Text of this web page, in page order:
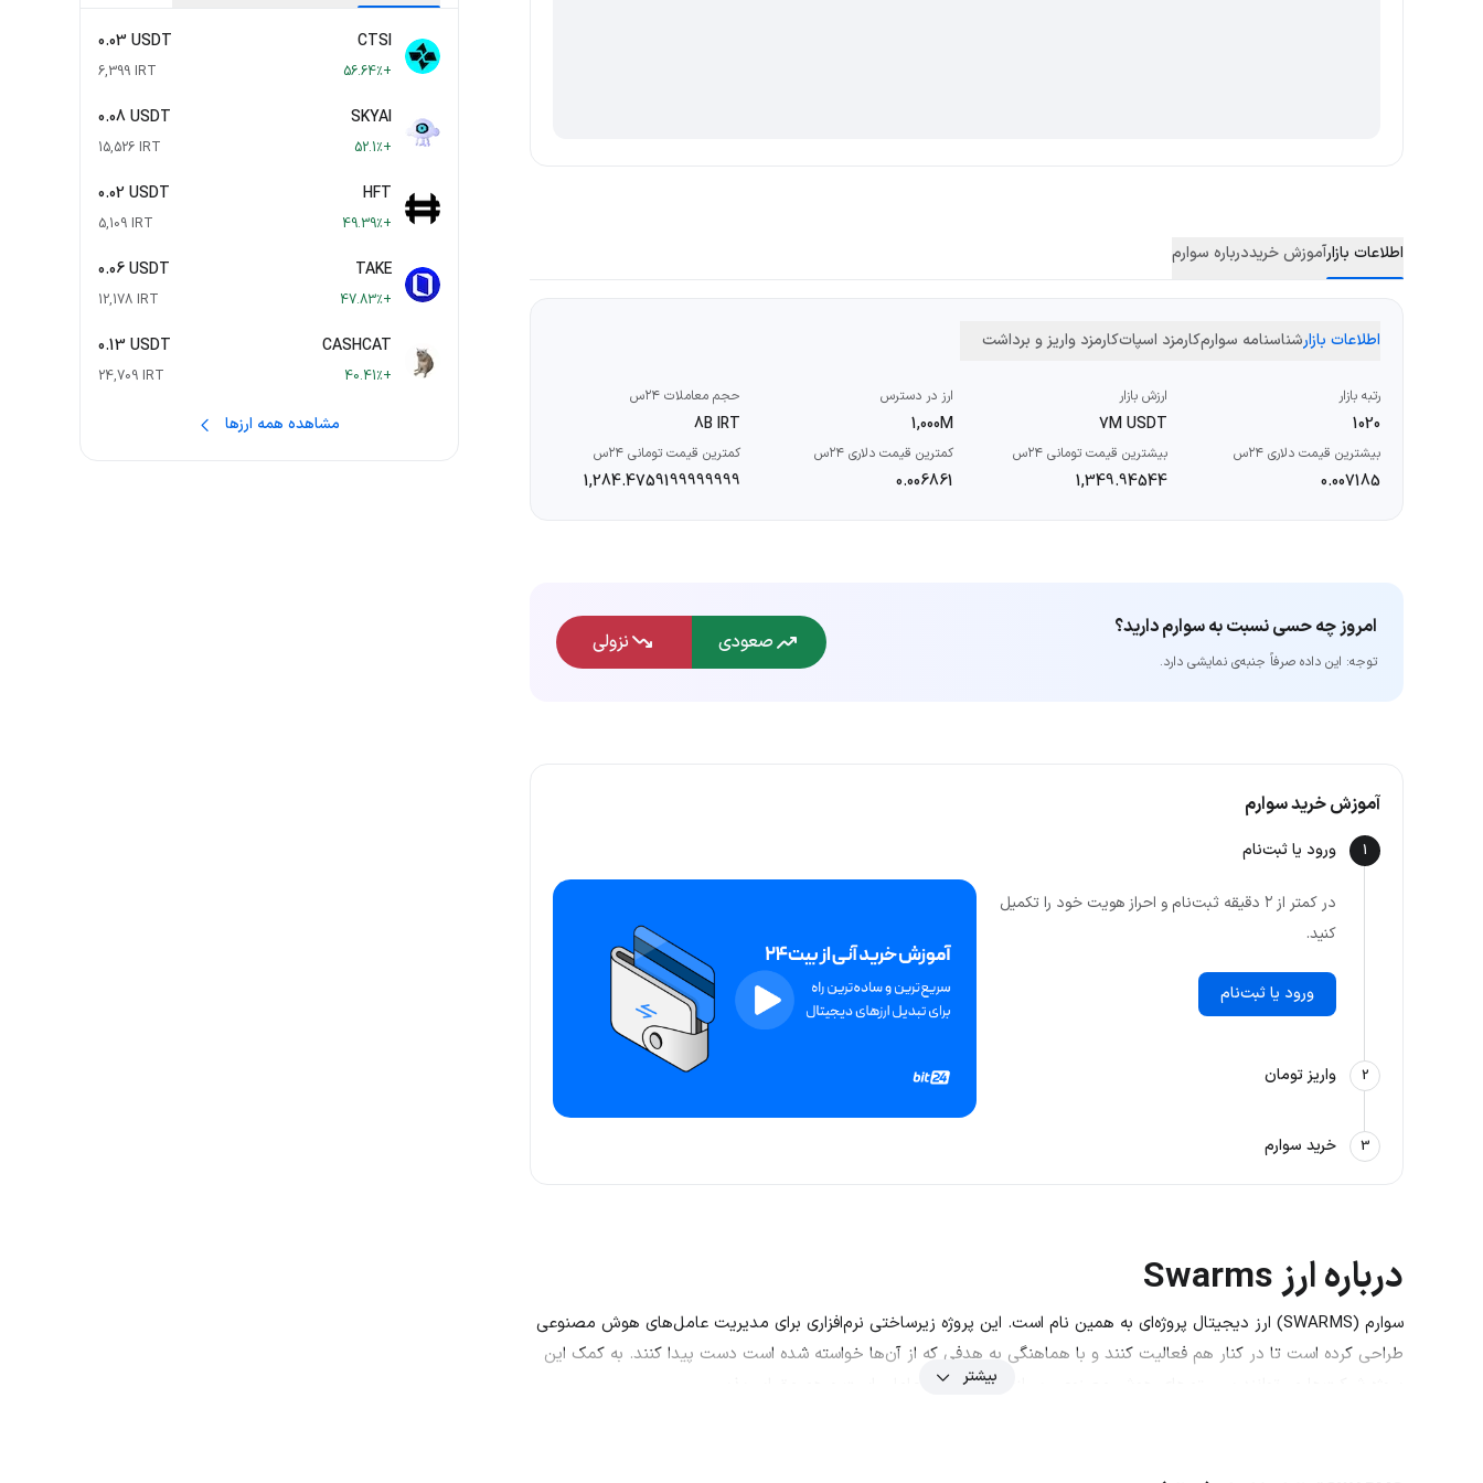
اطلاعات بازارآموزش خریددرباره سوارم
اطلاعات بازارشناسنامه سوارمکارمزد اسپاتکارمزد واریز و برداشت
رتبه بازار
1020
ارزش بازار
7M USDT
ارز در دسترس
1,000M
حجم معاملات ۲۴س
8B IRT
بیشترین قیمت دلاری ۲۴س
0.007185
بیشترین قیمت تومانی ۲۴س
1,349.94544
کمترین قیمت دلاری ۲۴س
0.006861
کمترین قیمت تومانی ۲۴س
1,284.4759199999999
امروز چه حسی نسبت به سوارم دارید؟
توجه: این داده‌ صرفاً جنبه‌ی نمایشی دارد.
صعودی نزولی
آموزش خرید سوارم
1 ورود یا ثبت‌نام
در کمتر از ۲ دقیقه ثبت‌نام و احراز هویت خود را تکمیل
کنید.
ورود یا ثبت‌نام
2 واریز تومان
3 خرید سوارم
درباره ارز Swarms
سوارم (SWARMS) ارز دیجیتال پروژه‌ای به همین نام است. این پروژه زیرساختی نرم‌افزاری برای مدیریت عامل‌های هوش مصنوعی
طراحی کرده است تا در کنار هم فعالیت کنند و با هماهنگی به هدفی که از آن‌ها خواسته شده است دست پیدا کنند. به کمک این
پروژه شرکت‌ها می‌توانند سیستم‌های هوش مصنوعی بسازند که هم چندعاملی است و هم مقیاس‌پذیر.
بیشتر
CTSI
0.03 USDT
+56.64٪ 6,399 IRT
SKYAI
0.08 USDT
+52.1٪ 15,526 IRT
HFT
0.02 USDT
+49.39٪ 5,109 IRT
TAKE
0.06 USDT
+47.83٪ 12,178 IRT
CASHCAT
0.13 USDT
+40.41٪ 24,709 IRT
مشاهده همه ارزها